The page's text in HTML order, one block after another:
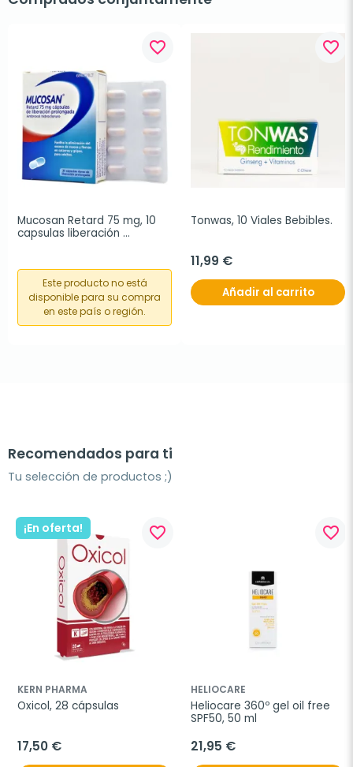
favorite_border
Mucosan Retard 75 mg, 10
capsulas liberación
Este producto no está
disponible para su compra
en este país o región.
favorite_border
Tonwas, 10 Viales Bebibles.
11,99 €
Añadir al carrito
Recomendados para ti
Tu selección de productos ;)
¡En oferta! favorite_border
KERN PHARMA
Oxicol, 28 cápsulas
17,50 €
favorite_border
HELIOCARE
Heliocare 360º gel oil free
SPF50, 50 ml
21,95 €